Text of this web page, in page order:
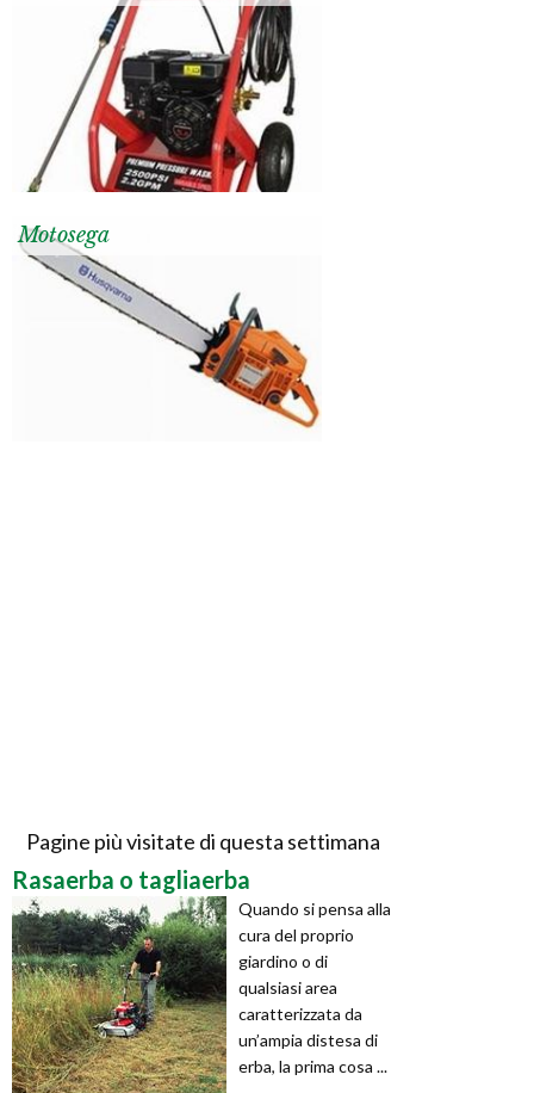
Motosega
Pagine più visitate di questa settimana
Rasaerba o tagliaerba
Quando si pensa alla
cura del proprio
giardino o di
qualsiasi area
caratterizzata da
un’ampia distesa di
erba, la prima cosa ...